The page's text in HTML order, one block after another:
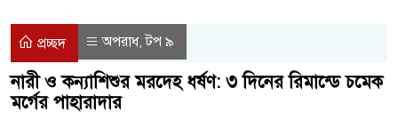
প্রচ্ছদ অপরাধ,টপ ৯
নারী ও কন্যাশিশুর মরদেহ ধর্ষণ: ৩ দিনের রিমান্ডে চমেক
মর্গের পাহারাদার